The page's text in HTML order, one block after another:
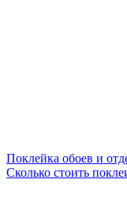
Поклейка обоев и
Сколько стоить